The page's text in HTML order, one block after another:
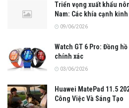
Triển vọng xuất khẩu
Nam: Các khía cạnh
09/06/2026
Watch GT 6 Pro: Đồng
chính xác
03/06/2026
Huawei MatePad 11.5
Công Việc Và Sáng Tạo